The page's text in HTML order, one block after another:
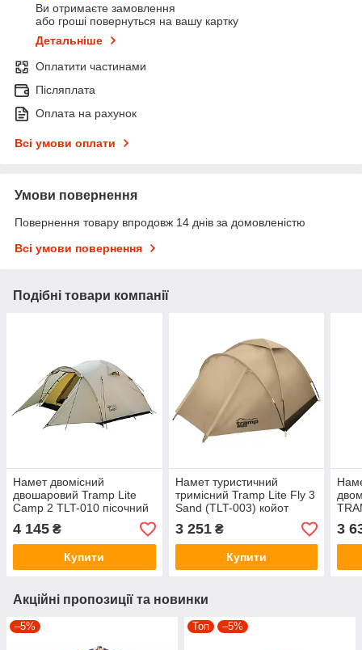
Ви отримаєте замовлення
або гроші повернуться на вашу картку
Детальніше
Оплатити частинами
Післяплата
Оплата на рахунок
Всі умови оплати
Умови повернення
Повернення товару впродовж 14 днів за домовленістю
Всі умови повернення
Подібні товари компанії
Намет двомісний
двошаровий Tramp Lite
Camp 2 TLT-010 пісочний
4 145 ₴
Купити
Намет туристичний
тримісний Tramp Lite Fly 3
Sand (TLT-003) койот
3 251₴
Купити
3
Акційні пропозиції та новинки
–5% Топ –5%